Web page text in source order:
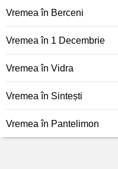
Vremea în Berceni
Vremea în 1 Decembrie
Vremea în Vidra
Vremea în Sintești
Vremea în Pantelimon